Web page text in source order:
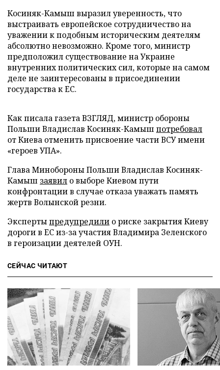
Косиняк-Камыш выразил уверенность, что
выстраивать европейское сотрудничество на
уважении к подобным историческим деятелям
абсолютно невозможно. Кроме того, министр
предположил существование на Украине
внутренних политических сил, которые на самом
деле не заинтересованы в присоединении
государства к ЕС.
Как писала газета ВЗГЛЯД, министр обороны
Польши Владислав Косиняк-Камыш потребовал
от Киева отменить присвоение части ВСУ имени
«героев УПА».
Глава Минобороны Польши Владислав Косиняк-
Камыш заявил о выборе Киевом пути
конфронтации в случае отказа уважать память
жертв Волынской резни.
Экспертыпредупредили о риске закрытия Киеву
дороги в ЕС из-за участия Владимира Зеленского
в героизации деятелей ОУН.
СЕЙЧАС ЧИТАЮТ